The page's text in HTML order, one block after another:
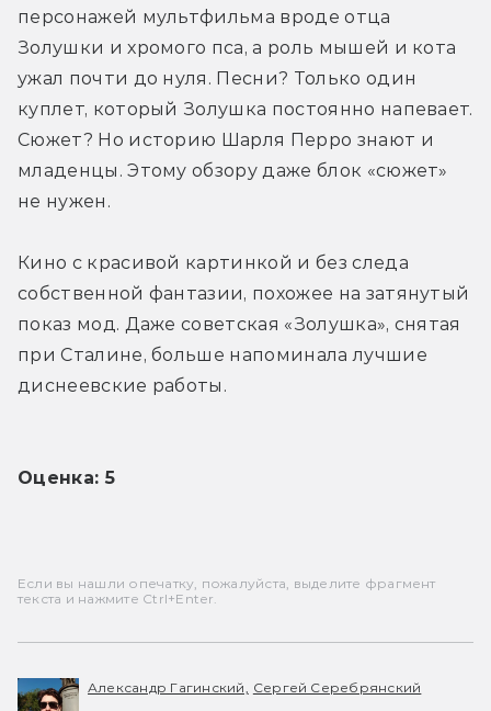
персонажей мультфильма вроде отца
Золушки и хромого пса, а роль мышей и кота
ужал почти до нуля. Песни? Только один
куплет, который Золушка постоянно напевает.
Сюжет? Но историю Шарля Перро знают и
младенцы. Этому обзору даже блок «сюжет»
не нужен.
Кино с красивой картинкой и без следа
собственной фантазии, похожее на затянутый
показ мод. Даже советская «Золушка», снятая
при Сталине, больше напоминала лучшие
диснеевские работы.
Оценка: 5
Если вы нашли опечатку, пожалуйста, выделите фрагмент
текста и нажмите Ctrl+Enter.
Александр Гагинский, Сергей Серебрянский